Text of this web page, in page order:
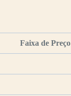
Faixa de Preço